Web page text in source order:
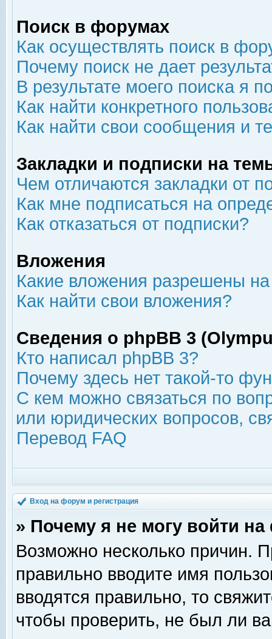
Поиск в форумах
Как осуществлять поиск в
Почему поиск не дает
В результате моего поиска я
Как найти конкретного
Как найти свои сообщения и
Закладки и подписки на
Чем отличаются закладки от
Как мне подписаться на
Как отказаться от подписки?
Вложения
Какие вложения разрешены
Как найти свои вложения?
Сведения о phpBB 3
Кто написал phpBB 3?
Почему здесь нет такой-то
С кем можно связаться по
или юридических вопросов,
Перевод FAQ
Вход на форум и регистрация
» Почему я не могу войти
Возможно несколько причин.
правильно вводите имя
вводятся правильно, то
чтобы проверить, не был ли